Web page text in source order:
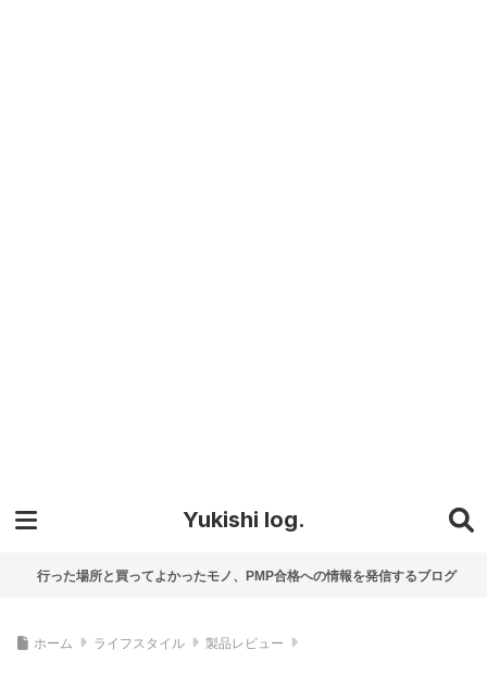
Yukishi log.
行った場所と買ってよかったモノ、PMP合格への情報を発信するブログ
ホーム ライフスタイル 製品レビュー